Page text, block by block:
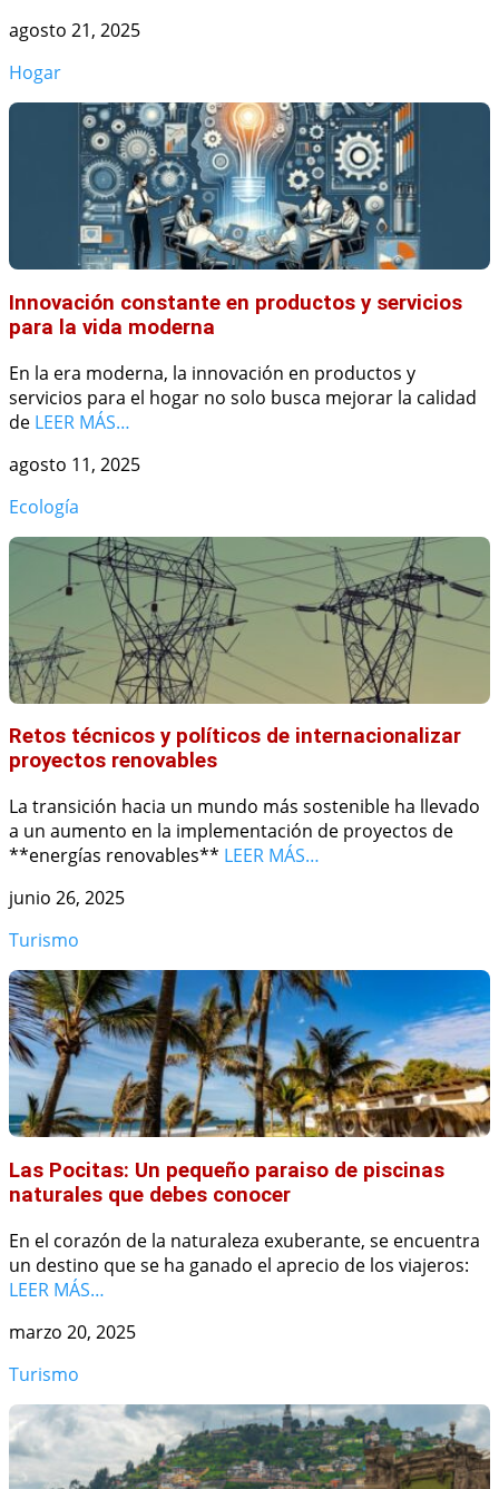
agosto 21, 2025
Hogar
Innovación constante en productos y servicios
para la vida moderna
En la era moderna, la innovación en productos y
servicios para el hogar no solo busca mejorar la calidad
de LEER MÁS…
agosto 11, 2025
Ecología
Retos técnicos y políticos de internacionalizar
proyectos renovables
La transición hacia un mundo más sostenible ha llevado
a un aumento en la implementación de proyectos de
**energías renovables** LEER MÁS…
junio 26, 2025
Turismo
Las Pocitas: Un pequeño paraiso de piscinas
naturales que debes conocer
En el corazón de la naturaleza exuberante, se encuentra
un destino que se ha ganado el aprecio de los viajeros:
LEER MÁS…
marzo 20, 2025
Turismo